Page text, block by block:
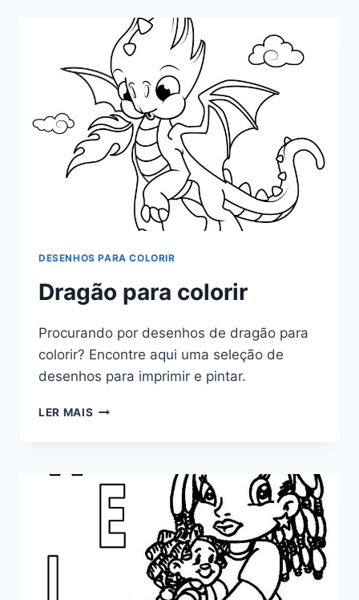
DESENHOS PARA COLORIR
Dragão para colorir
Procurando por desenhos de dragão para
colorir? Encontre aqui uma seleção de
desenhos para imprimir e pintar.
LER MAIS DRAGÃO